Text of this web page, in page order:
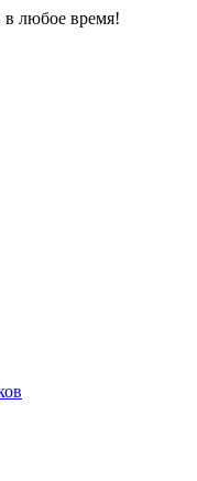
любое время!